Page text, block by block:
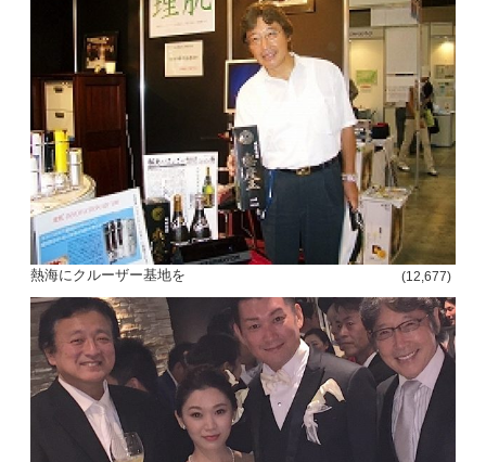
熱海にクルーザー基地を (12,677)